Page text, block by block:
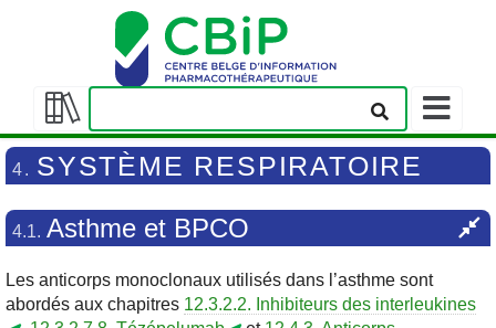
Afficher/masquer
la
table
matières
Afficher/
la
barre
4. SYSTÈME RESPIRATOIRE
4.1. Asthme et BPCO
Les anticorps monoclonaux utilisés dans l’asthme sont
abordés aux chapitres 12.3.2.2. Inhibiteurs des interleukines